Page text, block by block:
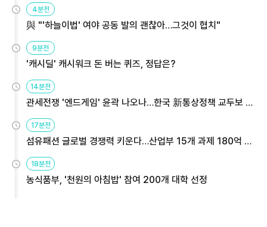
4분전
與 "'하늘이법' 여야 공동 발의 괜찮아…그것이 협치"
9분전
'캐시딜' 캐시워크 돈 버는 퀴즈, 정답은?
14분전
관세전쟁 '엔드게임' 윤곽 나오나…한국 新통상정책 교두보 활
용해야
17분전
섬유패션 글로벌 경쟁력 키운다…산업부 15개 과제 180억 지
원
18분전
농식품부, '천원의 아침밥' 참여 200개 대학 선정